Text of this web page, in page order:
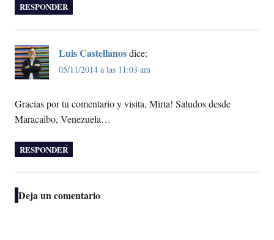
RESPONDER
Luis Castellanosdice:
05/11/2014 a las 11:03 am
Gracias por tu comentario y visita, Mirta! Saludos desde
Maracaibo, Venezuela…
RESPONDER
Deja un comentario